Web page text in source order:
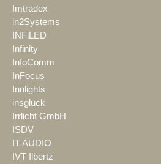
Imtradex
in2Systems
INFiLED
Infinity
InfoComm
InFocus
Innlights
insglück
Irrlicht GmbH
ISDV
IT AUDIO
IVT Ilbertz